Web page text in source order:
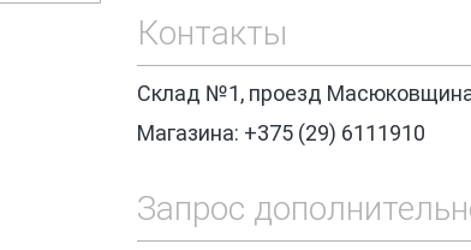
Контакты
Склад №1, проезд
Магазина: +375 (29) 6111910
Запрос